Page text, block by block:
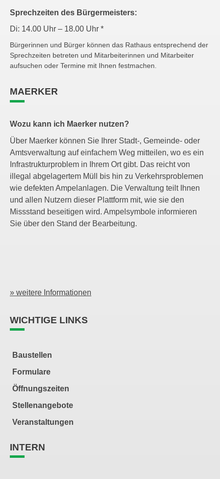
Sprechzeiten des Bürgermeisters:
Di: 14.00 Uhr – 18.00 Uhr *
Bürgerinnen und Bürger können das Rathaus entsprechend der
Sprechzeiten betreten und Mitarbeiterinnen und Mitarbeiter
aufsuchen oder Termine mit Ihnen festmachen.
MAERKER
Wozu kann ich Maerker nutzen?
Über Maerker können Sie Ihrer Stadt-, Gemeinde- oder
Amtsverwaltung auf einfachem Weg mitteilen, wo es ein
Infrastrukturproblem in Ihrem Ort gibt. Das reicht von
illegal abgelagertem Müll bis hin zu Verkehrsproblemen
wie defekten Ampelanlagen. Die Verwaltung teilt Ihnen
und allen Nutzern dieser Plattform mit, wie sie den
Missstand beseitigen wird. Ampelsymbole informieren
Sie über den Stand der Bearbeitung.
» weitere Informationen
WICHTIGE LINKS
Baustellen
Formulare
Öffnungszeiten
Stellenangebote
Veranstaltungen
INTERN